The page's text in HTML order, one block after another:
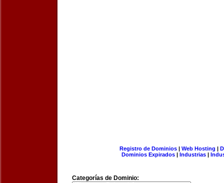
Registro de Dominios| Web Hosting |
Dominios Expirados | Industrias |
Categorías de Dominio: